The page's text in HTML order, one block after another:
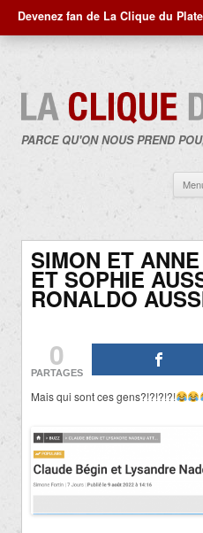
Devenez fan de La Clique du
PARCE QU'ON NOUS PREND
SIMON ET
ET SOPHIE
RONALDO
0
PARTAGES
Mais qui sont ces gens?!?!?!?!